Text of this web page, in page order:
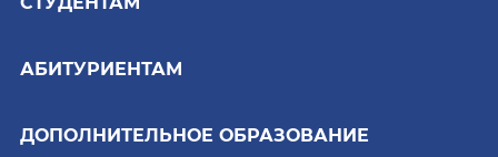
АБИТУРИЕНТАМ
ДОПОЛНИТЕЛЬНОЕ ОБРАЗОВАНИЕ